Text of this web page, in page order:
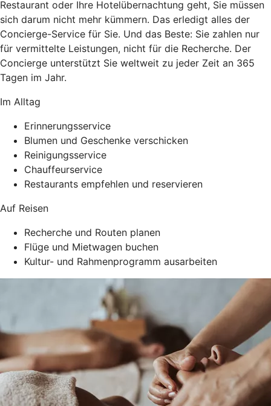
Restaurant oder Ihre Hotelübernachtung geht, Sie müssen
sich darum nicht mehr kümmern. Das erledigt alles der
Concierge-Service für Sie. Und das Beste: Sie zahlen nur
für vermittelte Leistungen, nicht für die Recherche. Der
Concierge unterstützt Sie weltweit zu jeder Zeit an 365
Tagen im Jahr.
Im Alltag
Erinnerungsservice
Blumen und Geschenke verschicken
Reinigungsservice
Chauffeurservice
Restaurants empfehlen und reservieren
Auf Reisen
Recherche und Routen planen
Flüge und Mietwagen buchen
Kultur- und Rahmenprogramm ausarbeiten